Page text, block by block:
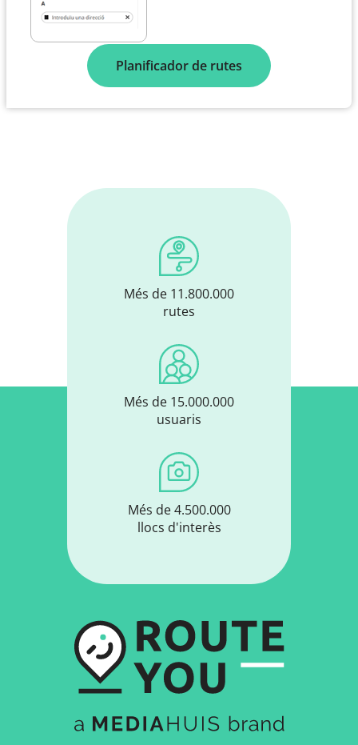
Planificador de rutes
Més de 11.800.000
rutes
Més de 15.000.000
usuaris
Més de 4.500.000
llocs d'interès